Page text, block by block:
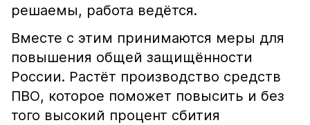
решаемы, работа ведётся.
Вместе с этим принимаются меры для
повышения общей защищённости
России. Растёт производство средств
ПВО, которое поможет повысить и без
того высокий процент сбития